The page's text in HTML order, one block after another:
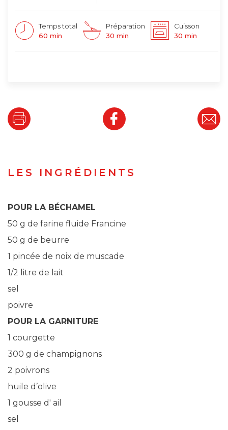
Temps total
60 min
Préparation
30 min
Cuisson
30 min
LES INGRÉDIENTS
POUR LA BÉCHAMEL
50 g de farine fluide Francine
50 g de beurre
1 pincée de noix de muscade
1/2 litre de lait
sel
poivre
POUR LA GARNITURE
1 courgette
300 g de champignons
2 poivrons
huile d’olive
1 gousse d' ail
sel